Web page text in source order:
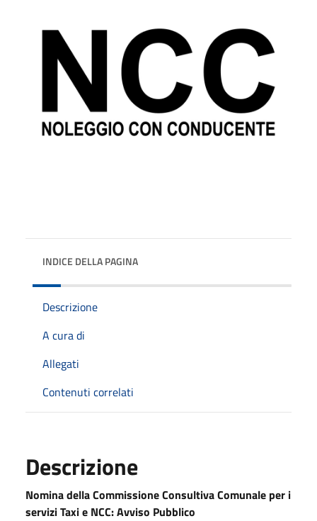
INDICE DELLA PAGINA
Descrizione
A cura di
Allegati
Contenuti correlati
Descrizione
Nomina della Commissione Consultiva Comunale per i
servizi Taxi e NCC: Avviso Pubblico